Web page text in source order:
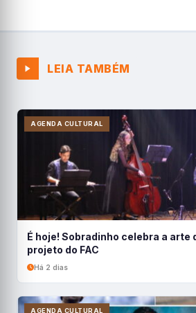
LEIA TAMBÉM
AGENDA CULTURAL
É hoje! Sobradinho celebra a arte
projeto do FAC
Há 2 dias
AGENDA CULTURAL